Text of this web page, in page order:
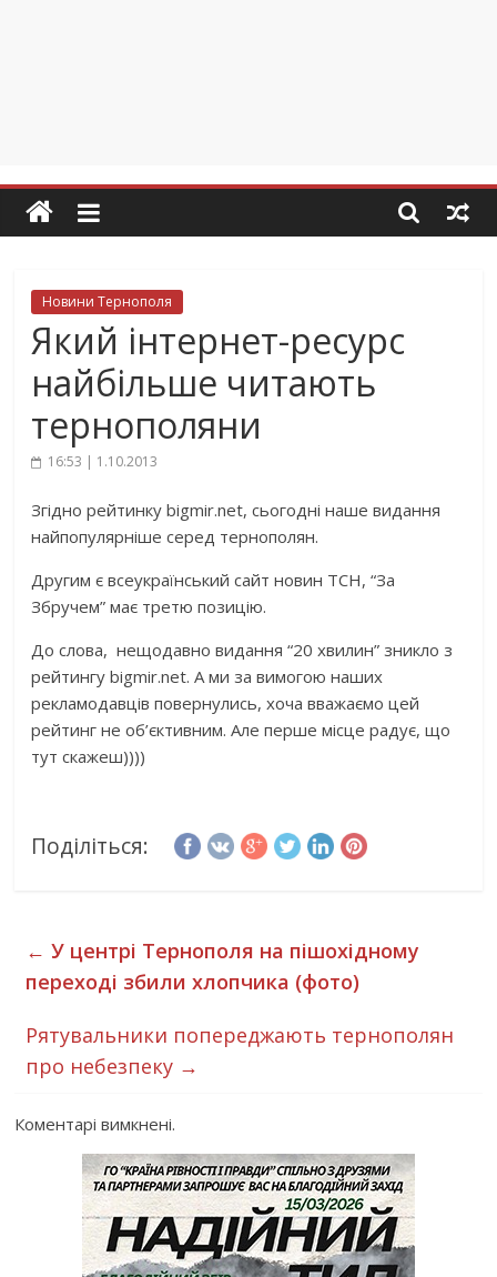
Новини Тернополя
Який інтернет-ресурс
найбільше читають
тернополяни
16:53 | 1.10.2013
Згідно рейтинку bigmir.net, сьогодні наше видання
найпопулярніше серед тернополян.
Другим є всеукраїнський сайт новин ТСН, “За
Збручем” має третю позицію.
До слова, нещодавно видання “20 хвилин” зникло з
рейтингу bigmir.net. А ми за вимогою наших
рекламодавців повернулись, хоча вважаємо цей
рейтинг не об’єктивним. Але перше місце радує, що
тут скажеш))))
Поділіться:
← У центрі Тернополя на пішохідному
переході збили хлопчика (фото)
Рятувальники попереджають тернополян
про небезпеку →
Коментарі вимкнені.